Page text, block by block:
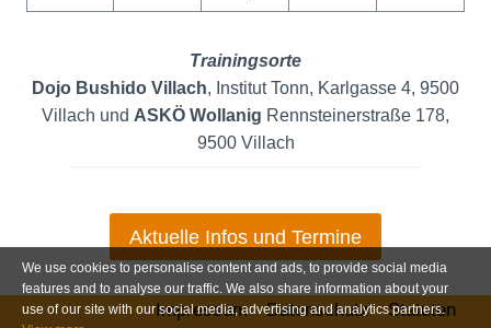
Trainingsorte
Dojo Bushido Villach, Institut Tonn, Karlgasse 4, 9500
Villach und ASKÖ Wollanig Rennsteinerstraße 178,
9500 Villach
Aktuelle Infos und Termine
Impressum Datenschutz Statuten
We use cookies to personalise content and ads, to provide social media
features and to analyse our traffic. We also share information about your
use of our site with our social media, advertising and analytics partners.